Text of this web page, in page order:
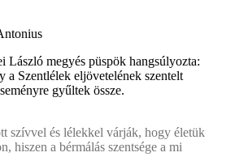
László megyés püspök hangsúlyozta:
a Szentlélek eljövetelének szentelt
gyűltek össze.
szívvel és lélekkel várják, hogy életük
hiszen a bérmálás szentsége a mi